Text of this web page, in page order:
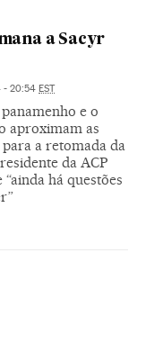
a Sacyr
- 20:54 EST
e o
aproximam as
para a retomada da
da ACP
“ainda há questões